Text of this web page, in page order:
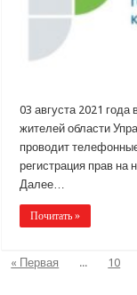
03 августа 2021 года
жителей области
проводит
регистрация прав на
Далее…
Почитать »
« Первая ... 10